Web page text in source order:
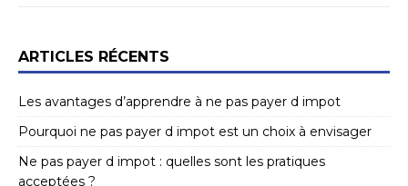
ARTICLES RÉCENTS
Les avantages d’apprendre à ne pas payer d impot
Pourquoi ne pas payer d impot est un choix à envisager
Ne pas payer d impot : quelles sont les pratiques
acceptées ?